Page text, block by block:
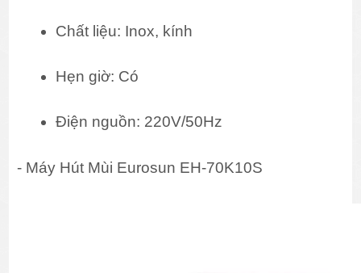
Chất liệu: Inox, kính
Hẹn giờ: Có
Điện nguồn: 220V/50Hz
- Máy Hút Mùi Eurosun EH-70K10S